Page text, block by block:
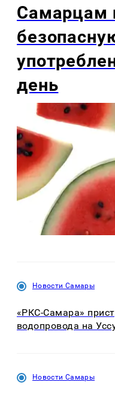
Самарцам
день
Новости Самары
«РКС-Самара»
водопровода на
Новости Самары